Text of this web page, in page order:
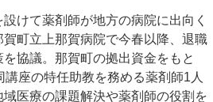
けて薬剤師が地方の病院に出向く
町立上那賀病院で今春以降、退職
協議。那賀町の拠出資金をもと
座の特任助教を務める薬剤師1人
医療の課題解決や薬剤師の役割を